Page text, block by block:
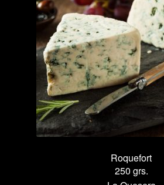
Roquefort
250 grs.